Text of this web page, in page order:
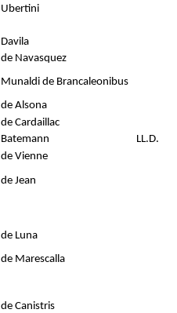
Ubertini
Davila
de Navasquez
Munaldi de Brancaleonibus
de Alsona
de Cardaillac
Batemann
LL.D.
de Vienne
de Jean
de Luna
de Marescalla
de Canistris